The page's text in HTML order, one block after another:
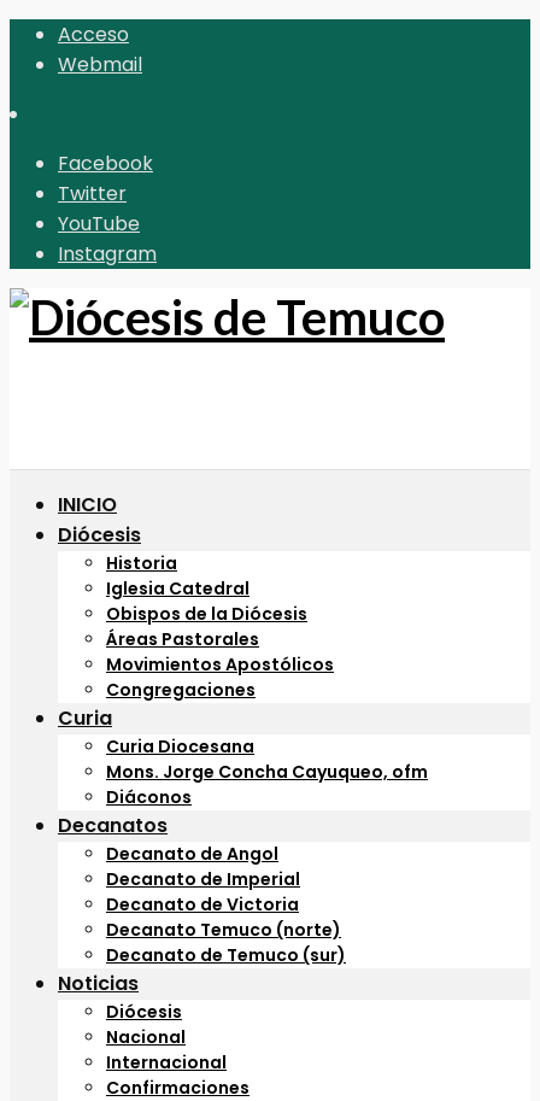
Acceso
Webmail
Facebook
Twitter
YouTube
Instagram
INICIO
Diócesis
Historia
Iglesia Catedral
Obispos de la Diócesis
Áreas Pastorales
Movimientos Apostólicos
Congregaciones
Curia
Curia Diocesana
Mons. Jorge Concha Cayuqueo, ofm
Diáconos
Decanatos
Decanato de Angol
Decanato de Imperial
Decanato de Victoria
Decanato Temuco (norte)
Decanato de Temuco (sur)
Noticias
Diócesis
Nacional
Internacional
Confirmaciones